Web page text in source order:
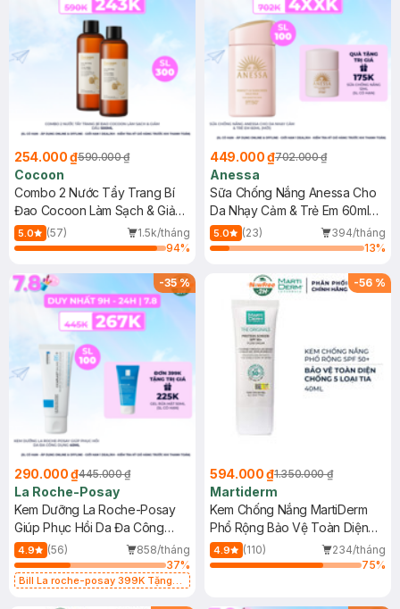
254.000 ₫590.000 ₫
Cocoon
Combo 2 Nước Tẩy Trang Bí
Đao Cocoon Làm Sạch & Giảm
Dầu 500ml
5.0 (57)
1.5k/tháng
94%
449.000 ₫702.000 ₫
Anessa
Sữa Chống Nắng Anessa Cho
Da Nhạy Cảm & Trẻ Em 60ml
(Mới)
5.0 (23)
394/tháng
13%
-35%
290.000 ₫445.000 ₫
La Roche-Posay
Kem Dưỡng La Roche-Posay
Giúp Phục Hồi Da Đa Công
Dụng 40ml
4.9 (56)
858/tháng
37%
Bill La roche-posay 399K Tặng
-56 %
594.000 ₫1.350.000 ₫
Martiderm
Kem Chống Nắng MartiDerm
Phổ Rộng Bảo Vệ Toàn Diện
40ml
4.9 (110)
234/tháng
75%